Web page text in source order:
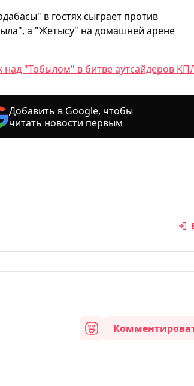
в гостях сыграет против
а "Жетысу" на домашней арене
над "Тобылом" в битве аутсайдеров
Добавить в Google, чтобы
читать новости первым